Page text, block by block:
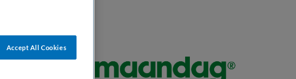
Accept All Cookies